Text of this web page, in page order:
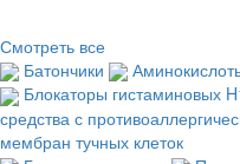
Смотреть все
Батончики
Блокаторы гистаминовых
средства с
мембран тучных клеток